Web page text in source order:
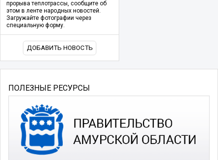
прорыва теплотрассы, сообщите об
этом в ленте народных новостей.
Загружайте фотографии через
специальную форму.
ДОБАВИТЬ НОВОСТЬ
ПОЛЕЗНЫЕ РЕСУРСЫ